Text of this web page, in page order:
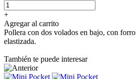
+
Agregar al carrito
Pollera con dos volados en bajo, con
elastizada.
También te puede interesar